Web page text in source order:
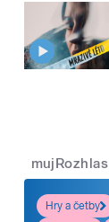
mujRozhlas
Hry a četby